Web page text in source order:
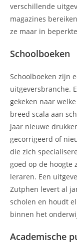
verschillende
magazines
ze maar in
Schoolboeken
Schoolboeken zijn
uitgeversbranche.
gekeken naar
breed scala aan
jaar nieuwe
gecorrigeerd of
die zich
goed op de hoogte
leraren. Een
Zutphen levert al
scholen en houdt
binnen het
Academische